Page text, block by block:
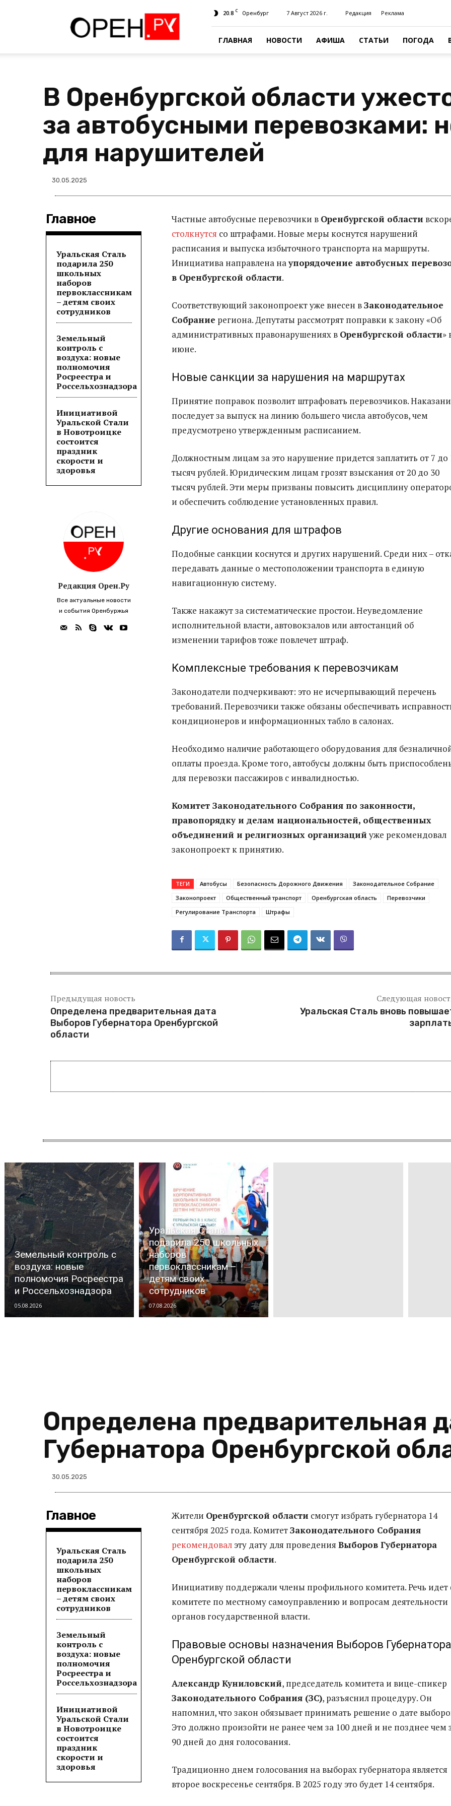
20.8 C Оренбург 7 Август 2026 г. Редакция Реклама
ГЛАВНАЯ НОВОСТИ АФИША СТАТЬИ ПОГОДА
В Оренбургской области
за автобусными перевозками:
для нарушителей
30.05.2025
Главное
Уральская Сталь
подарила 250
школьных
наборов
первоклассникам
– детям своих
сотрудников
Земельный
контроль с
воздуха: новые
полномочия
Росреестра и
Россельхознадзора
Инициативой
Уральской Стали
в Новотроицке
состоится
праздник
скорости и
здоровья
Редакция Орен.Ру
Все актуальные новости
и события Оренбуржья
Частные автобусные перевозчики в Оренбургской области
столкнутся со штрафами. Новые меры коснутся нарушений
расписания и выпуска избыточного транспорта на маршруты.
Инициатива направлена наупорядочение автобусных
в Оренбургской области.
Соответствующий законопроект уже внесен вЗаконодательное
Собрание региона. Депутаты рассмотрят поправки к закону «Об
административных правонарушениях в Оренбургской области»
июне.
Новые санкции за нарушения на маршрутах
Принятие поправок позволит штрафовать перевозчиков.
последует за выпуск на линию большего числа автобусов, чем
предусмотрено утвержденным расписанием.
Должностным лицам за это нарушение придется заплатить от 7 до
тысяч рублей. Юридическим лицам грозят взыскания от 20 до 30
тысяч рублей. Эти меры призваны повысить дисциплину
и обеспечить соблюдение установленных правил.
Другие основания для штрафов
Подобные санкции коснутся и других нарушений. Среди них –
передавать данные о местоположении транспорта в единую
навигационную систему.
Также накажут за систематические простои. Неуведомление
исполнительной власти, автовокзалов или автостанций об
изменении тарифов тоже повлечет штраф.
Комплексные требования к перевозчикам
Законодатели подчеркивают: это не исчерпывающий перечень
требований. Перевозчики также обязаны обеспечивать
кондиционеров и информационных табло в салонах.
Необходимо наличие работающего оборудования для
оплаты проезда. Кроме того, автобусы должны быть
для перевозки пассажиров с инвалидностью.
Комитет Законодательного Собрания по законности,
правопорядку и делам национальностей, общественных
объединений и религиозных организаций уже рекомендовал
законопроект к принятию.
ТЕГИ Автобусы Безопасность Дорожного Движения
Законодательное Собрание
Законопроект
Общественный транспорт Оренбургская область
Перевозчики
Регулирование Транспорта
Штрафы
Предыдущая новость
Определена предварительная дата
Выборов Губернатора Оренбургской
области
Следующая
Уральская Сталь вновь
Земельный контроль с
воздуха: новые
полномочия Росреестра
и Россельхознадзора
05.08.2026
Уральская Сталь
подарила 250 школьных
наборов
первоклассникам –
детям своих
сотрудников
07.08.2026